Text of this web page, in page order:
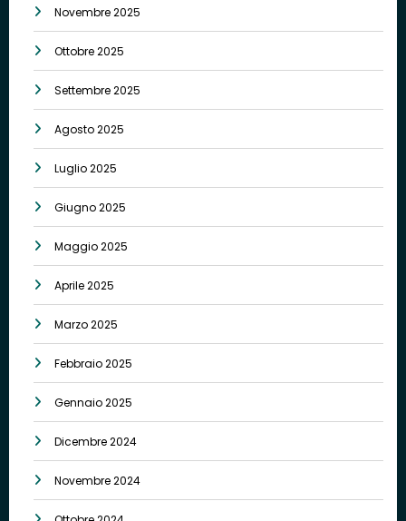
Novembre 2025
Ottobre 2025
Settembre 2025
Agosto 2025
Luglio 2025
Giugno 2025
Maggio 2025
Aprile 2025
Marzo 2025
Febbraio 2025
Gennaio 2025
Dicembre 2024
Novembre 2024